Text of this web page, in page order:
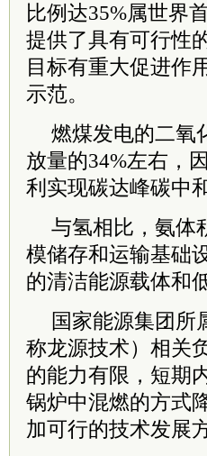
比例达35%属世界
提供了具有可行性
目标有重大促进作
示范。
燃煤发电的二氧
放量的34%左右，
利实现碳达峰碳中
与氢相比，氨体
模储存和运输基础
的清洁能源载体和
国家能源集团所
称龙源技术）相关
的能力有限，短期
锅炉中混燃的方式
加可行的技术发展